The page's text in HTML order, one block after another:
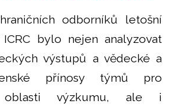
odborníků letošní
bylo nejen analyzovat
výstupů a vědecké a
přínosy týmů pro
oblasti výzkumu, ale i